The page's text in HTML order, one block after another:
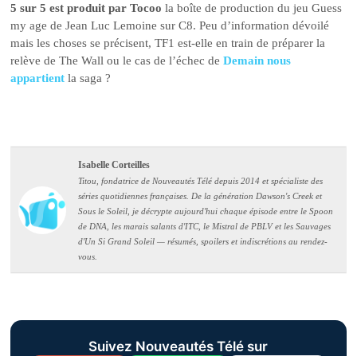
5 sur 5 est produit par Tocoo la boîte de production du jeu Guess
my age de Jean Luc Lemoine sur C8. Peu d’information dévoilé
mais les choses se précisent, TF1 est-elle en train de préparer la
relève de The Wall ou le cas de l’échec deDemain nous
appartient la saga ?
Isabelle Corteilles
Titou, fondatrice de Nouveautés Télé depuis 2014 et spécialiste des
séries quotidiennes françaises. De la génération Dawson's Creek et
Sous le Soleil, je décrypte aujourd'hui chaque épisode entre le Spoon
de DNA, les marais salants d'ITC, le Mistral de PBLV et les Sauvages
d'Un Si Grand Soleil — résumés, spoilers et indiscrétions au rendez-
vous.
Suivez Nouveautés Télé sur